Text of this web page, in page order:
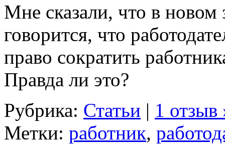
Мне сказали, что в новом
говорится, что
право сократить
Правда ли это?
Рубрика: Статьи | 1 отзыв
Метки: работник,